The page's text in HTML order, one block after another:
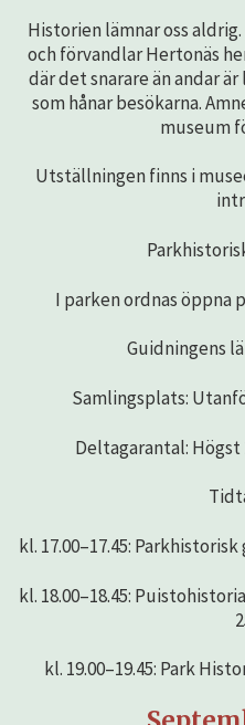
Historien lämnar oss
och förvandlar Hertonäs
där det snarare än andar
som hånar besökarna.
museum
Utställningen finns i
I parken ordnas öppna
Guidningens
Samlingsplats:
Deltagarantal:
kl. 17.00–17.45:
kl. 18.00–18.45:
kl. 19.00–19.45: Park